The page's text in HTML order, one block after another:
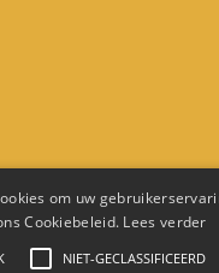
om uw
Cookiebeleid. Lees verder
NIET-GECLASSIFICEERD